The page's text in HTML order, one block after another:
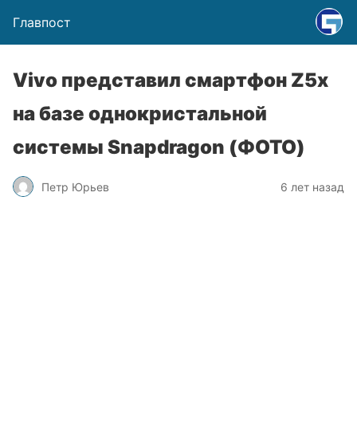
Главпост
Vivo представил смартфон Z5x
на базе однокристальной
системы Snapdragon (ФОТО)
Петр Юрьев 6 лет назад